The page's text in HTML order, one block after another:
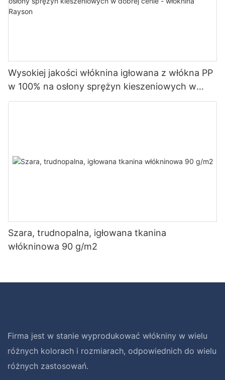
Wysokiej jakości włóknina igłowana z włókna PP
w 100% na osłony sprężyn kieszeniowych w
dobrej cenie - włóknina Rayson
Szara, trudnopalna, igłowana tkanina
włókninowa 90 g/m2
Firma jest w stanie wyprodukować włókniny w wielu
różnych kolorach i rozmiarach, odpowiednich do wielu
różnych zastosowań.